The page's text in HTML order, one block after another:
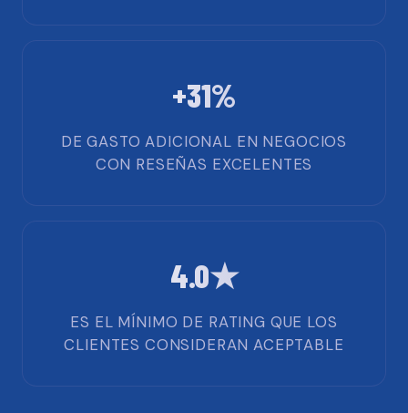
+31%
DE GASTO ADICIONAL EN NEGOCIOS
CON RESEÑAS EXCELENTES
4.0★
ES EL MÍNIMO DE RATING QUE LOS
CLIENTES CONSIDERAN ACEPTABLE